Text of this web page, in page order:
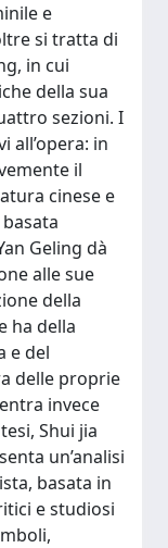
e
si tratta di
in cui
della sua
sezioni. I
all’opera: in
il
cinese e
Geling dà
alle sue
della
ha della
e del
delle proprie
invece
Shui jia
un’analisi
basata in
e studiosi